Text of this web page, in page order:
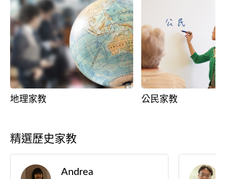
地理家教 公民家教
精選歷史家教
Andrea